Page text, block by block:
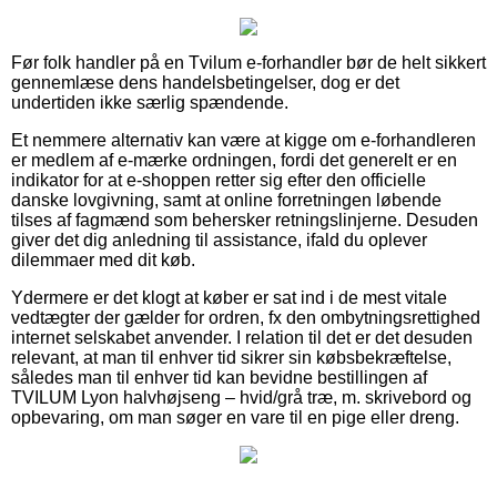
Før folk handler på en Tvilum e-forhandler bør de helt sikkert
gennemlæse dens handelsbetingelser, dog er det
undertiden ikke særlig spændende.
Et nemmere alternativ kan være at kigge om e-forhandleren
er medlem af e-mærke ordningen, fordi det generelt er en
indikator for at e-shoppen retter sig efter den officielle
danske lovgivning, samt at online forretningen løbende
tilses af fagmænd som behersker retningslinjerne. Desuden
giver det dig anledning til assistance, ifald du oplever
dilemmaer med dit køb.
Ydermere er det klogt at køber er sat ind i de mest vitale
vedtægter der gælder for ordren, fx den ombytningsrettighed
internet selskabet anvender. I relation til det er det desuden
relevant, at man til enhver tid sikrer sin købsbekræftelse,
således man til enhver tid kan bevidne bestillingen af
TVILUM Lyon halvhøjseng – hvid/grå træ, m. skrivebord og
opbevaring, om man søger en vare til en pige eller dreng.